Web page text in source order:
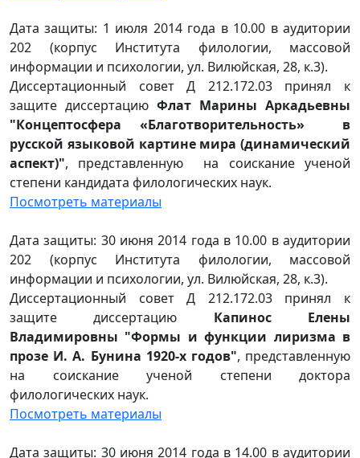
Дата защиты: 1 июля 2014 года в 10.00 в аудитории
202 (корпус Института филологии, массовой
информации и психологии, ул. Вилюйская, 28, к.3).
Диссертационный совет Д 212.172.03 принял к
защите диссертацию Флат Марины Аркадьевны
"Концептосфера «Благотворительность» в
русской языковой картине мира (динамический
аспект)", представленную на соискание ученой
степени кандидата филологических наук.
Посмотреть материалы
Дата защиты: 30 июня 2014 года в 10.00 в аудитории
202 (корпус Института филологии, массовой
информации и психологии, ул. Вилюйская, 28, к.3).
Диссертационный совет Д 212.172.03 принял к
защите диссертацию Капинос Елены
Владимировны "Формы и функции лиризма в
прозе И. А. Бунина 1920-х годов", представленную
на соискание ученой степени доктора
филологических наук.
Посмотреть материалы
Дата защиты: 30 июня 2014 года в 14.00 в аудитории